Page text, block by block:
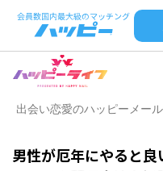
出会い恋愛のハッピーメール
男性が厄年にやると良